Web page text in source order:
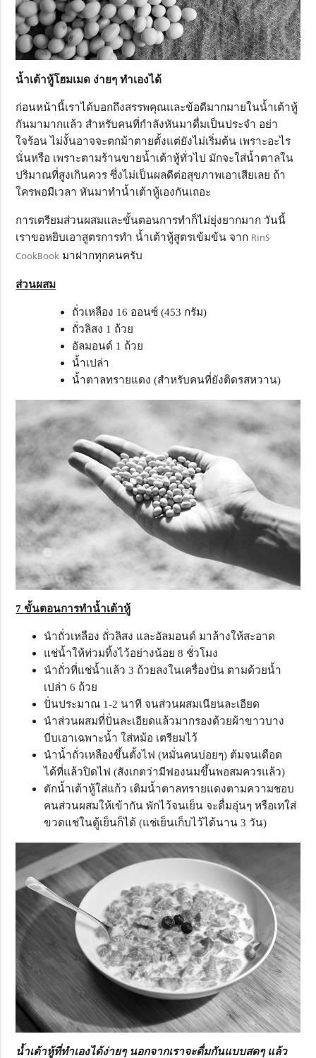
น้ำเต้าหู้โฮมเมด ง่ายๆ ทำเองได้
ก่อนหน้านี้เราได้บอกถึงสรรพคุณและข้อดีมากมายในน้ำเต้าหู้
กันมามากแล้ว สำหรับคนที่กำลังหันมาดื่มเป็นประจำ อย่า
ใจร้อน ไม่งั้นอาจจะตกม้าตายตั้งแต่ยังไม่เริ่มต้น เพราะอะไร
นั่นหรือ เพราะตามร้านขายน้ำเต้าหู้ทั่วไป มักจะใส่น้ำตาลใน
ปริมาณที่สูงเกินควร ซึ่งไม่เป็นผลดีต่อสุขภาพเอาเสียเลย ถ้า
ใครพอมีเวลา หันมาทำน้ำเต้าหู้เองกันเถอะ
การเตรียมส่วนผสมและขั้นตอนการทำก็ไม่ยุ่งยากมาก วันนี้
เราขอหยิบเอาสูตรการทำ น้ำเต้าหู้สูตรเข้มข้น จาก RinS
CookBook มาฝากทุกคนครับ
ส่วนผสม
ถั่วเหลือง 16 ออนซ์ (453 กรัม)
ถั่วลิสง 1 ถ้วย
อัลมอนด์ 1 ถ้วย
น้ำเปล่า
น้ำตาลทรายแดง (สำหรับคนที่ยังติดรสหวาน)
7ขั้นตอนการทำน้ำเต้าหู้
นำถั่วเหลือง ถั่วลิสง และอัลมอนด์ มาล้างให้สะอาด
แช่น้ำให้ท่วมทิ้งไว้อย่างน้อย 8 ชั่วโมง
นำถั่วที่แช่น้ำแล้ว 3 ถ้วยลงในเครื่องปั่น ตามด้วยน้ำ
เปล่า 6 ถ้วย
ปั่นประมาณ 1-2 นาที จนส่วนผสมเนียนละเอียด
นำส่วนผสมที่ปั่นละเอียดแล้วมากรองด้วยผ้าขาวบาง
บีบเอาเฉพาะน้ำ ใส่หม้อ เตรียมไว้
นำน้ำถั่วเหลืองขึ้นตั้งไฟ (หมั่นคนบ่อยๆ) ต้มจนเดือด
ได้ที่แล้วปิดไฟ (สังเกตว่ามีฟองนมขึ้นพอสมควรแล้ว)
ตักน้ำเต้าหู้ใส่แก้ว เติมน้ำตาลทรายแดงตามความชอบ
คนส่วนผสมให้เข้ากัน พักไว้จนเย็น จะดื่มอุ่นๆ หรือเทใส่
ขวดแช่ในตู้เย็นก็ได้ (แช่เย็นเก็บไว้ได้นาน 3 วัน)
น้ำเต้าหู้ที่ทำเองได้ง่ายๆ นอกจากเราจะดื่มกันแบบสดๆ แล้ว